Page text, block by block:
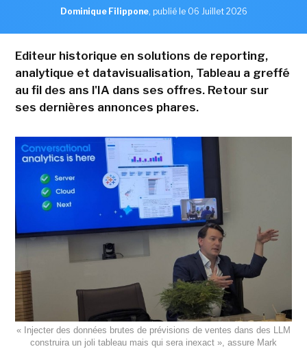
Dominique Filippone, publié le 06 Juillet 2026
Editeur historique en solutions de reporting,
analytique et datavisualisation, Tableau a greffé
au fil des ans l'IA dans ses offres. Retour sur
ses dernières annonces phares.
« Injecter des données brutes de prévisions de ventes dans des LLM
construira un joli tableau mais qui sera inexact », assure Mark